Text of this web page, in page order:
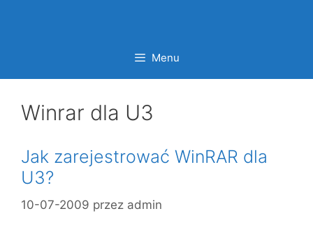
Menu
Winrar dla U3
Jak zarejestrować WinRAR dla
U3?
10-07-2009 przez admin